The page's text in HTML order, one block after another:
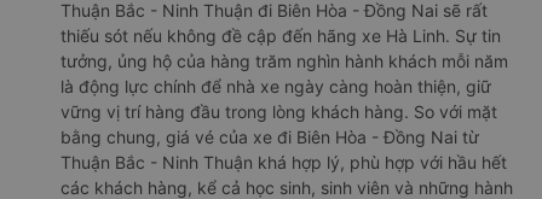
Thuận Bắc - Ninh Thuận đi Biên Hòa - Đồng Nai sẽ rất
thiếu sót nếu không đề cập đến hãng xe Hà Linh. Sự tin
tưởng, ủng hộ của hàng trăm nghìn hành khách mỗi năm
là động lực chính để nhà xe ngày càng hoàn thiện, giữ
vững vị trí hàng đầu trong lòng khách hàng. So với mặt
bằng chung, giá vé của xe đi Biên Hòa - Đồng Nai từ
Thuận Bắc - Ninh Thuận khá hợp lý, phù hợp với hầu hết
các khách hàng, kể cả học sinh, sinh viên và những hành